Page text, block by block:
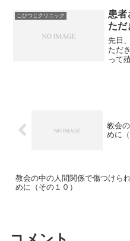
こひつじクリニック
患者
ただ
先日
ただ
って
教会
めに（
教会の中の人間関係で傷つけら
めに（その１０）